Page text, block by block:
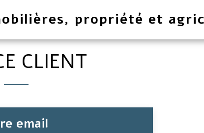
propriété et
CLIENT
email